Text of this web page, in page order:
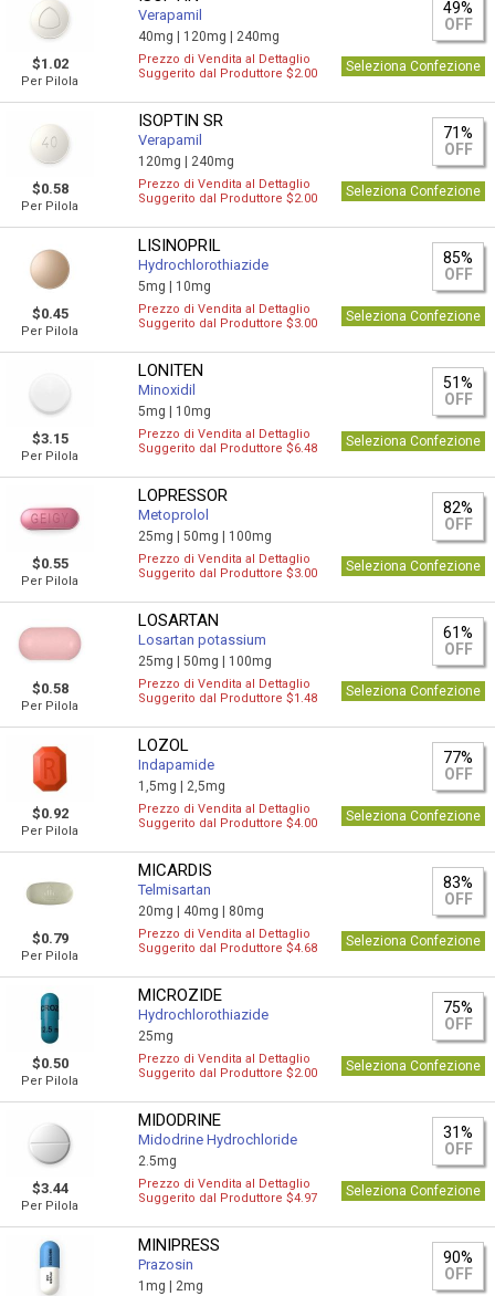
$1.02
Per Pilola
Verapamil
40mg | 120mg | 240mg
49%
OFF
Prezzo di Vendita al Dettaglio
Suggerito dal Produttore $2.00
Seleziona Confezione
$0.58
Per Pilola
ISOPTIN SR
Verapamil
120mg | 240mg
71%
OFF
Prezzo di Vendita al Dettaglio
Suggerito dal Produttore $2.00
Seleziona Confezione
$0.45
Per Pilola
LISINOPRIL
Hydrochlorothiazide
5mg | 10mg
85%
OFF
Prezzo di Vendita al Dettaglio
Suggerito dal Produttore $3.00
Seleziona Confezione
$3.15
Per Pilola
LONITEN
Minoxidil
5mg | 10mg
51%
OFF
Prezzo di Vendita al Dettaglio
Suggerito dal Produttore $6.48
Seleziona Confezione
$0.55
Per Pilola
LOPRESSOR
Metoprolol
25mg |50mg | 100mg
82%
OFF
Prezzo di Vendita al Dettaglio
Suggerito dal Produttore $3.00
Seleziona Confezione
$0.58
Per Pilola
LOSARTAN
Losartan potassium
25mg |50mg | 100mg
61%
OFF
Prezzo di Vendita al Dettaglio
Suggerito dal Produttore $1.48
Seleziona Confezione
$0.92
Per Pilola
LOZOL
Indapamide
1,5mg | 2,5mg
77%
OFF
Prezzo di Vendita al Dettaglio
Suggerito dal Produttore $4.00
Seleziona Confezione
$0.79
Per Pilola
MICARDIS
Telmisartan
20mg | 40mg | 80mg
83%
OFF
Prezzo di Vendita al Dettaglio
Suggerito dal Produttore $4.68
Seleziona Confezione
$0.50
Per Pilola
MICROZIDE
Hydrochlorothiazide
25mg
75%
OFF
Prezzo di Vendita al Dettaglio
Suggerito dal Produttore $2.00
Seleziona Confezione
$3.44
Per Pilola
MIDODRINE
Midodrine Hydrochloride
2.5mg
31%
OFF
Prezzo di Vendita al Dettaglio
Suggerito dal Produttore $4.97
Seleziona Confezione
MINIPRESS
Prazosin
1mg | 2mg
90%
OFF